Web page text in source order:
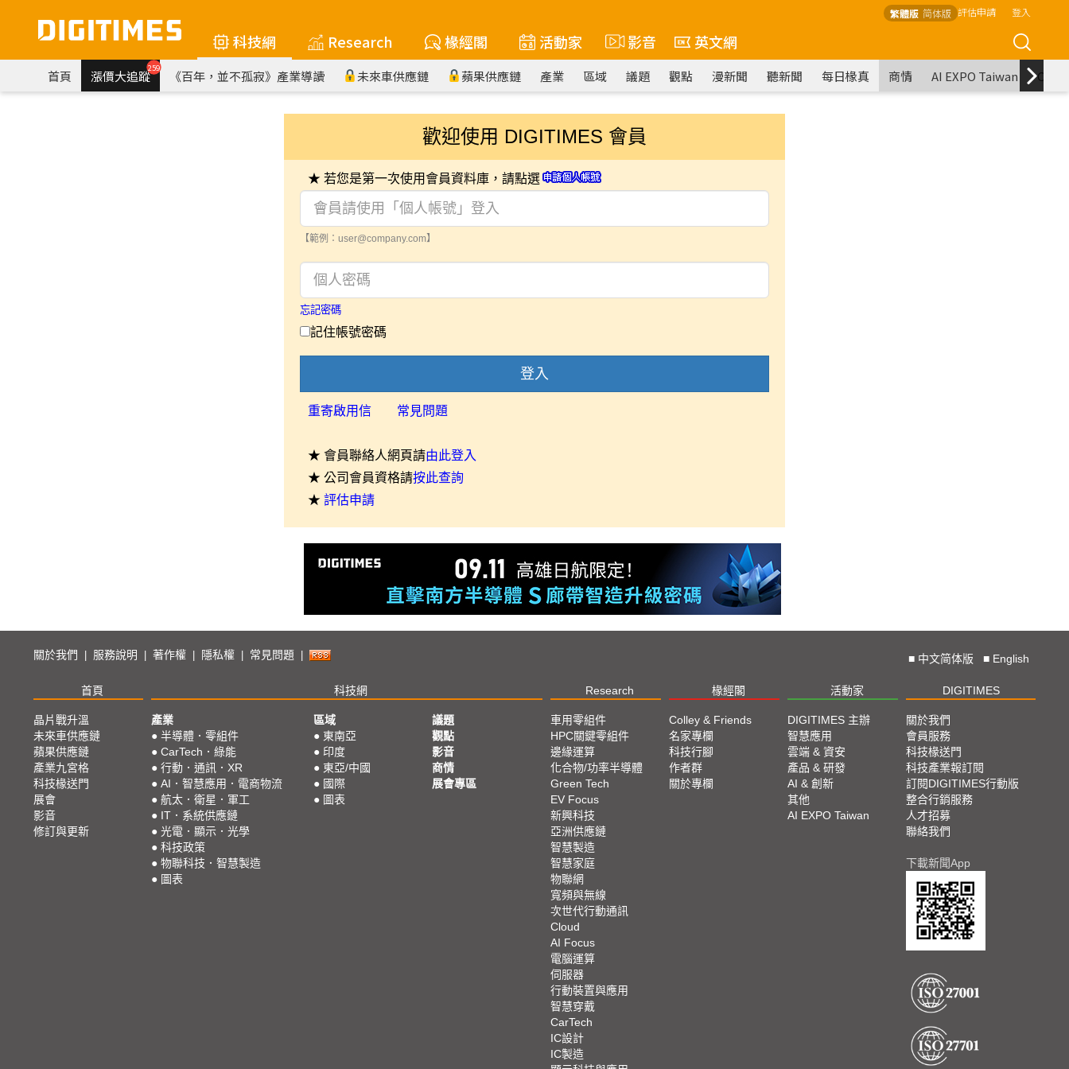
繁體版 简体版 評估申請 登入
科技網 Research 椽經閣 活動家 影音 英文網
首頁 漲價大追蹤259 《百年，並不孤寂》產業導讀 未來車供應鏈 蘋果供應鏈 產業 區域 議題 觀點 漫新聞 聽新聞 每日椽真 商情 AI EXPO Taiwan
歡迎使用 DIGITIMES 會員
★ 若您是第一次使用會員資料庫，請點選
【範例：user@company.com】
忘記密碼
記住帳號密碼
登入
重寄啟用信 常見問題
★ 會員聯絡人網頁請由此登入
★ 公司會員資格請按此查詢
★ 評估申請
關於我們 服務說明 著作權 隱私權 常見問題 ■ 中文简体版 ■ English
首頁 科技網 Research 椽經閣 活動家 DIGITIMES
晶片戰升溫
未來車供應鏈
蘋果供應鏈
產業九宮格
科技椽送門
展會
影音
修訂與更新
產業
● 半導體．零組件
● CarTech．綠能
● 行動．通訊．XR
● AI．智慧應用．電商物流
● 航太．衛星．軍工
● IT．系統供應鏈
● 光電．顯示．光學
● 科技政策
● 物聯科技．智慧製造
● 圖表
區域
● 東南亞
● 印度
● 東亞/中國
● 國際
● 圖表
議題
觀點
影音
商情
展會專區
車用零組件
HPC關鍵零組件
邊緣運算
化合物/功率半導體
Green Tech
EV Focus
新興科技
亞洲供應鏈
智慧製造
智慧家庭
物聯網
寬頻與無線
次世代行動通訊
Cloud
AI Focus
電腦運算
伺服器
行動裝置與應用
智慧穿戴
CarTech
IC設計
IC製造
Colley & Friends
名家專欄
科技行腳
作者群
關於專欄
DIGITIMES 主辦
智慧應用
雲端 & 資安
產品 & 研發
AI & 創新
其他
AI EXPO Taiwan
關於我們
會員服務
科技椽送門
科技產業報訂閱
訂閱DIGITIMES行動版
整合行銷服務
人才招募
聯絡我們
下載新聞App